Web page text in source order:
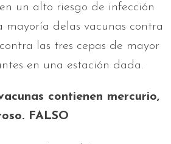
un alto riesgo de infección
mayoría delas vacunas contra
las tres cepas de mayor
en una estación dada.
contienen mercurio,
FALSO